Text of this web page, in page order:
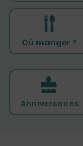
Où manger ?
Anniversaires